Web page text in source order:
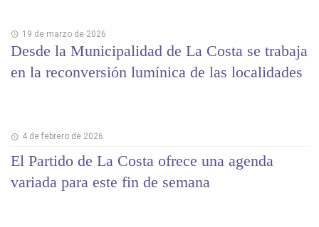
19 de marzo de 2026
Desde la Municipalidad de La Costa se trabaja
en la reconversión lumínica de las localidades
4 de febrero de 2026
El Partido de La Costa ofrece una agenda
variada para este fin de semana